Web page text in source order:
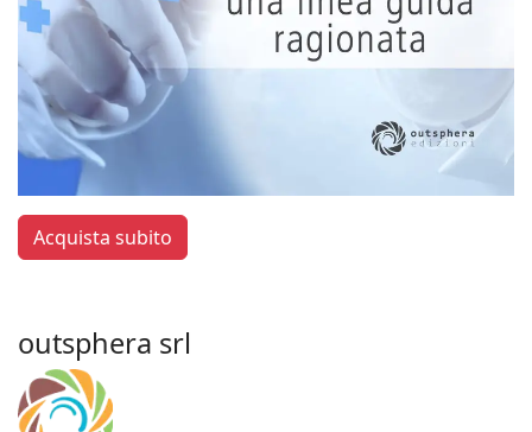
Acquista subito
outsphera srl